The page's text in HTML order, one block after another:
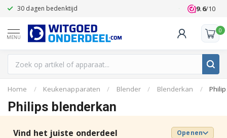
30 dagen bedenktijd Klanten
9.6/10
MENU
0
Home / Keukenapparaten / Blender / Blenderkan /
Philips blenderkan
Vind het juiste onderdeel Openen